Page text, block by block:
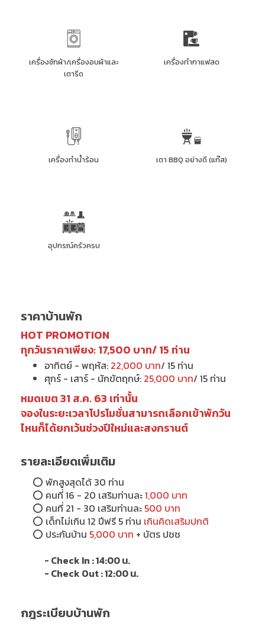
เครื่องซักผ้า/เครื่องอบผ้าและ
เตารีด
เครื่องทำกาแฟสด
เครื่องทำน้ำร้อน เตา BBQ อย่างดี (แก๊ส)
อุปกรณ์ครัวครบ
ราคาบ้านพัก
HOT PROMOTION
ทุกวันราคาเพียง: 17,500 บาท/ 15 ท่าน
อาทิตย์ - พฤหัส: 22,000 บาท/ 15 ท่าน
ศุกร์ - เสาร์ - นักขัตฤกษ์: 25,000 บาท/ 15 ท่าน
หมดเขต 31 ส.ค. 63 เท่านั้น
จองในระยะเวลาโปรโมชั่นสามารถเลือกเข้าพักวัน
ไหนก็ได้ยกเว้นช่วงปีใหม่และสงกรานต์
รายละเอียดเพิ่มเติม
⭕ พักสูงสุดได้ 30 ท่าน
⭕ คนที่ 16 - 20 เสริมท่านละ1,000 บาท
⭕ คนที่ 21 - 30 เสริมท่านละ 500 บาท
⭕ เด็กไม่เกิน 12 ปีฟรี 5 ท่าน เกินคิดเสริมปกติ
⭕ ประกันบ้าน 5,000 บาท + บัตร ปชช
- Check In : 14:00 น.
- Check Out : 12:00 น.
กฎระเบียบบ้านพัก